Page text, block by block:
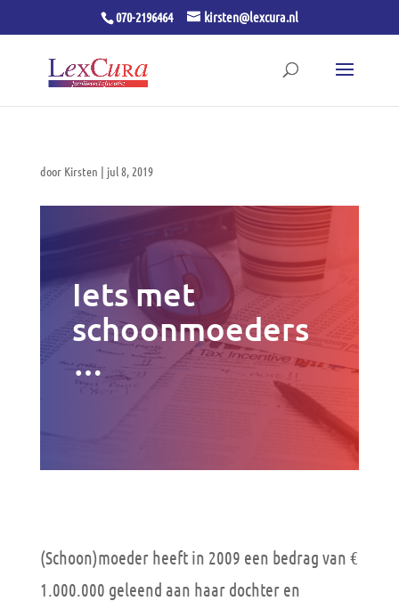
070-2196464 kirsten@lexcura.nl
door Kirsten | jul 8, 2019
Iets met
schoonmoeders
…
(Schoon)moeder heeft in 2009 een bedrag van €
1.000.000 geleend aan haar dochter en